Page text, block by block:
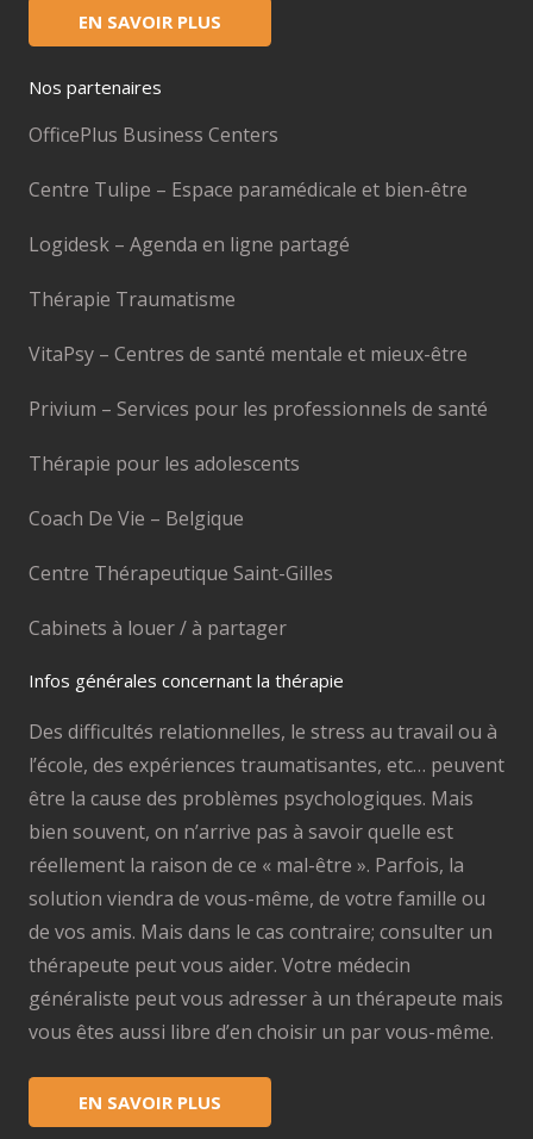
EN SAVOIR PLUS
Nos partenaires
OfficePlus Business Centers
Centre Tulipe – Espace paramédicale et bien-être
Logidesk – Agenda en ligne partagé
Thérapie Traumatisme
VitaPsy – Centres de santé mentale et mieux-être
Privium – Services pour les professionnels de santé
Thérapie pour les adolescents
Coach De Vie – Belgique
Centre Thérapeutique Saint-Gilles
Cabinets à louer / à partager
Infos générales concernant la thérapie
Des difficultés relationnelles, le stress au travail ou à
l’école, des expériences traumatisantes, etc… peuvent
être la cause des problèmes psychologiques. Mais
bien souvent, on n’arrive pas à savoir quelle est
réellement la raison de ce « mal-être ». Parfois, la
solution viendra de vous-même, de votre famille ou
de vos amis. Mais dans le cas contraire; consulter un
thérapeute peut vous aider. Votre médecin
généraliste peut vous adresser à un thérapeute mais
vous êtes aussi libre d’en choisir un par vous-même.
EN SAVOIR PLUS